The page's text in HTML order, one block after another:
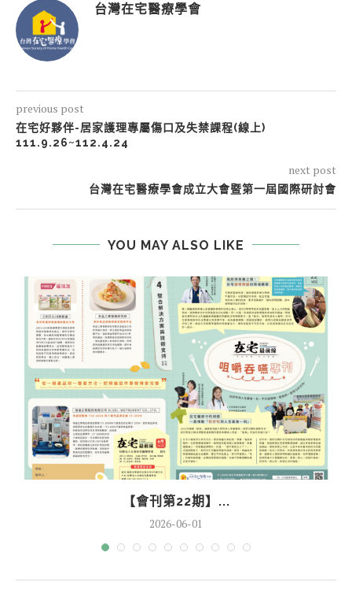
台灣在宅醫療學會
previous post
在宅好夥伴-居家護理專屬傷口及失禁課程(線上)
111.9.26~112.4.24
next post
台灣在宅醫療學會成立大會暨第一屆國際研討會
YOU MAY ALSO LIKE
【會刊第22期】...
2026-06-01